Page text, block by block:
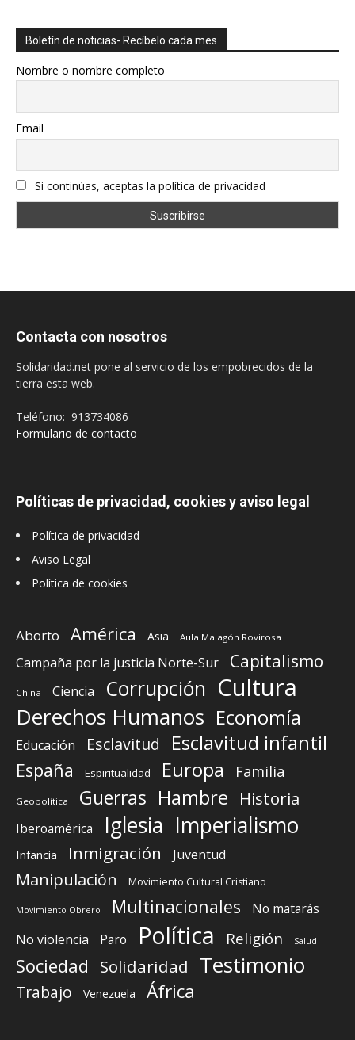
Boletín de noticias- Recíbelo cada mes
Nombre o nombre completo
Email
Si continúas, aceptas la política de privacidad
Contacta con nosotros
Solidaridad.net pone al servicio de los empobrecidos de la
tierra esta web.
Teléfono: 913734086
Formulario de contacto
Políticas de privacidad, cookies y aviso legal
Política de privacidad
Aviso Legal
Política de cookies
Aborto América Asia Aula Malagón Rovirosa
Campaña por la justicia Norte-Sur Capitalismo
China Ciencia Corrupción Cultura
Derechos Humanos Economía
Educación Esclavitud Esclavitud infantil
España Espiritualidad Europa Familia
Geopolítica Guerras Hambre Historia
Iberoamérica Iglesia Imperialismo
Infancia Inmigración Juventud
Manipulación Movimiento Cultural Cristiano
Movimiento Obrero Multinacionales
No matarás
No violencia
Paro Política Religión Salud
Sociedad Solidaridad Testimonio
Trabajo Venezuela África